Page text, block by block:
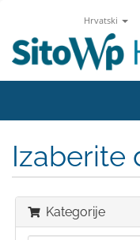
Hrvatski
Izaberite
Kategorije